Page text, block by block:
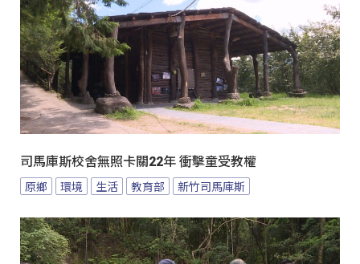
司馬庫斯校舍無照卡關22年 衝擊童受教權
原鄉 環境 生活 教育部 新竹司馬庫斯